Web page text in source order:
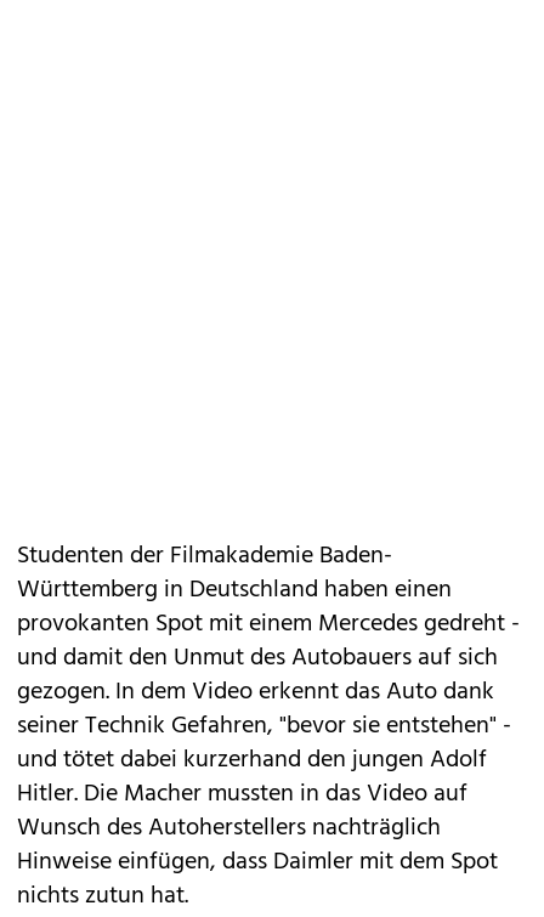
Studenten der Filmakademie Baden-
Württemberg in Deutschland haben einen
provokanten Spot mit einem Mercedes gedreht -
und damit den Unmut des Autobauers auf sich
gezogen. In dem Video erkennt das Auto dank
seiner Technik Gefahren, "bevor sie entstehen" -
und tötet dabei kurzerhand den jungen Adolf
Hitler. Die Macher mussten in das Video auf
Wunsch des Autoherstellers nachträglich
Hinweise einfügen, dass Daimler mit dem Spot
nichts zutun hat.